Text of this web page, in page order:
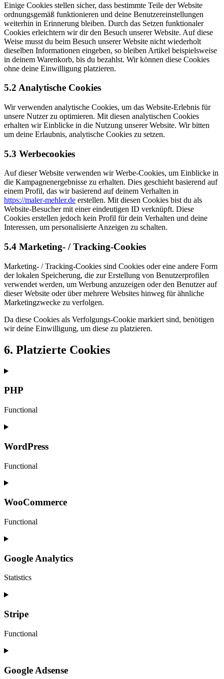
Einige Cookies stellen sicher, dass bestimmte Teile der Website
ordnungsgemäß funktionieren und deine Benutzereinstellungen
weiterhin in Erinnerung bleiben. Durch das Setzen funktionaler
Cookies erleichtern wir dir den Besuch unserer Website. Auf diese
Weise musst du beim Besuch unserer Website nicht wiederholt
dieselben Informationen eingeben, so bleiben Artikel beispielsweise
in deinem Warenkorb, bis du bezahlst. Wir können diese Cookies
ohne deine Einwilligung platzieren.
5.2 Analytische Cookies
Wir verwenden analytische Cookies, um das Website-Erlebnis für
unsere Nutzer zu optimieren. Mit diesen analytischen Cookies
erhalten wir Einblicke in die Nutzung unserer Website. Wir bitten
um deine Erlaubnis, analytische Cookies zu setzen.
5.3 Werbecookies
Auf dieser Website verwenden wir Werbe-Cookies, um Einblicke in
die Kampagnenergebnisse zu erhalten. Dies geschieht basierend auf
einem Profil, das wir basierend auf deinem Verhalten in
https://maler-mehler.de erstellen. Mit diesen Cookies bist du als
Website-Besucher mit einer eindeutigen ID verknüpft. Diese
Cookies erstellen jedoch kein Profil für dein Verhalten und deine
Interessen, um personalisierte Anzeigen zu schalten.
5.4 Marketing- / Tracking-Cookies
Marketing- / Tracking-Cookies sind Cookies oder eine andere Form
der lokalen Speicherung, die zur Erstellung von Benutzerprofilen
verwendet werden, um Werbung anzuzeigen oder den Benutzer auf
dieser Website oder über mehrere Websites hinweg für ähnliche
Marketingzwecke zu verfolgen.
Da diese Cookies als Verfolgungs-Cookie markiert sind, benötigen
wir deine Einwilligung, um diese zu platzieren.
6. Platzierte Cookies
PHP
Functional
Consent
service
WordPress
Functional
Consent
service
WooCommerce
Functional
Consent
service
woocommerce
Google Analytics
Statistics
Consent
service
google-
analytics
Stripe
Functional
Consent
service
Google Adsense